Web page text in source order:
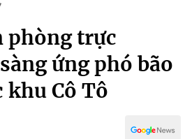
phòng trực
ứng phó bão
khu Cô Tô